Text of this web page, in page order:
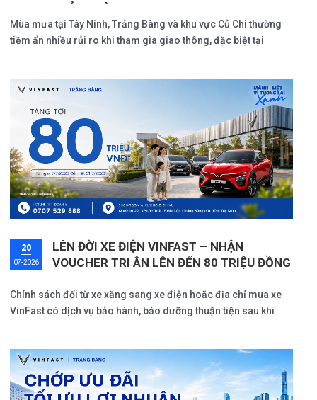
TRẢNG BÀNG
Mùa mưa tại Tây Ninh, Trảng Bàng và khu vực Củ Chi thường
tiềm ẩn nhiều rủi ro khi tham gia giao thông, đặc biệt tại
giúp bảo vệ phương tiện mà còn đảm bảo an toàn cho người
lái và hành khách trên mỗi hành trình.
20
07-2026
LÊN ĐỜI XE ĐIỆN VINFAST – NHẬN
VOUCHER TRI ÂN LÊN ĐẾN 80 TRIỆU ĐỒNG
Chính sách đổi từ xe xăng sang xe điện hoặc địa chỉ mua xe
VinFast có dịch vụ bảo hành, bảo dưỡng thuận tiện sau khi